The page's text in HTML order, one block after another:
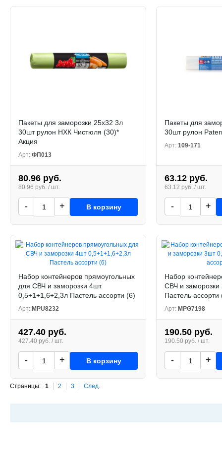
Пакеты для заморозки 25х32 3л
30шт рулон НХК Чистюля (30)*
Акция
Арт: ФП013
80.96 руб.
80.96 руб. / шт.
- + В корзину
Пакеты для
30шт рулон
Арт: 109-171
63.12 руб.
63.12 руб. / шт.
- +
Набор контейнеров прямоугольных
для СВЧ и заморозки 4шт
0,5+1+1,6+2,3л Пастель ассорти (6)
Арт: MPU8232
427.40 руб.
427.40 руб. / шт.
- + В корзину
Набор
СВЧ и
Пастель ассорти
Арт: MPG7198
190.50 руб.
190.50 руб. / шт.
- +
Страницы: 1 2 3 След.